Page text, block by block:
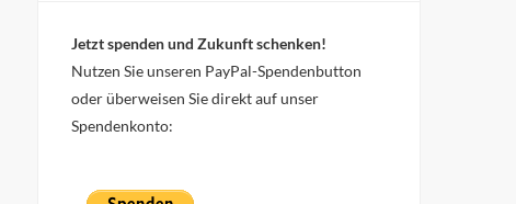
Jetzt spenden und Zukunft schenken!
Nutzen Sie unseren PayPal-Spendenbutton
oder überweisen Sie direkt auf unser
Spendenkonto: